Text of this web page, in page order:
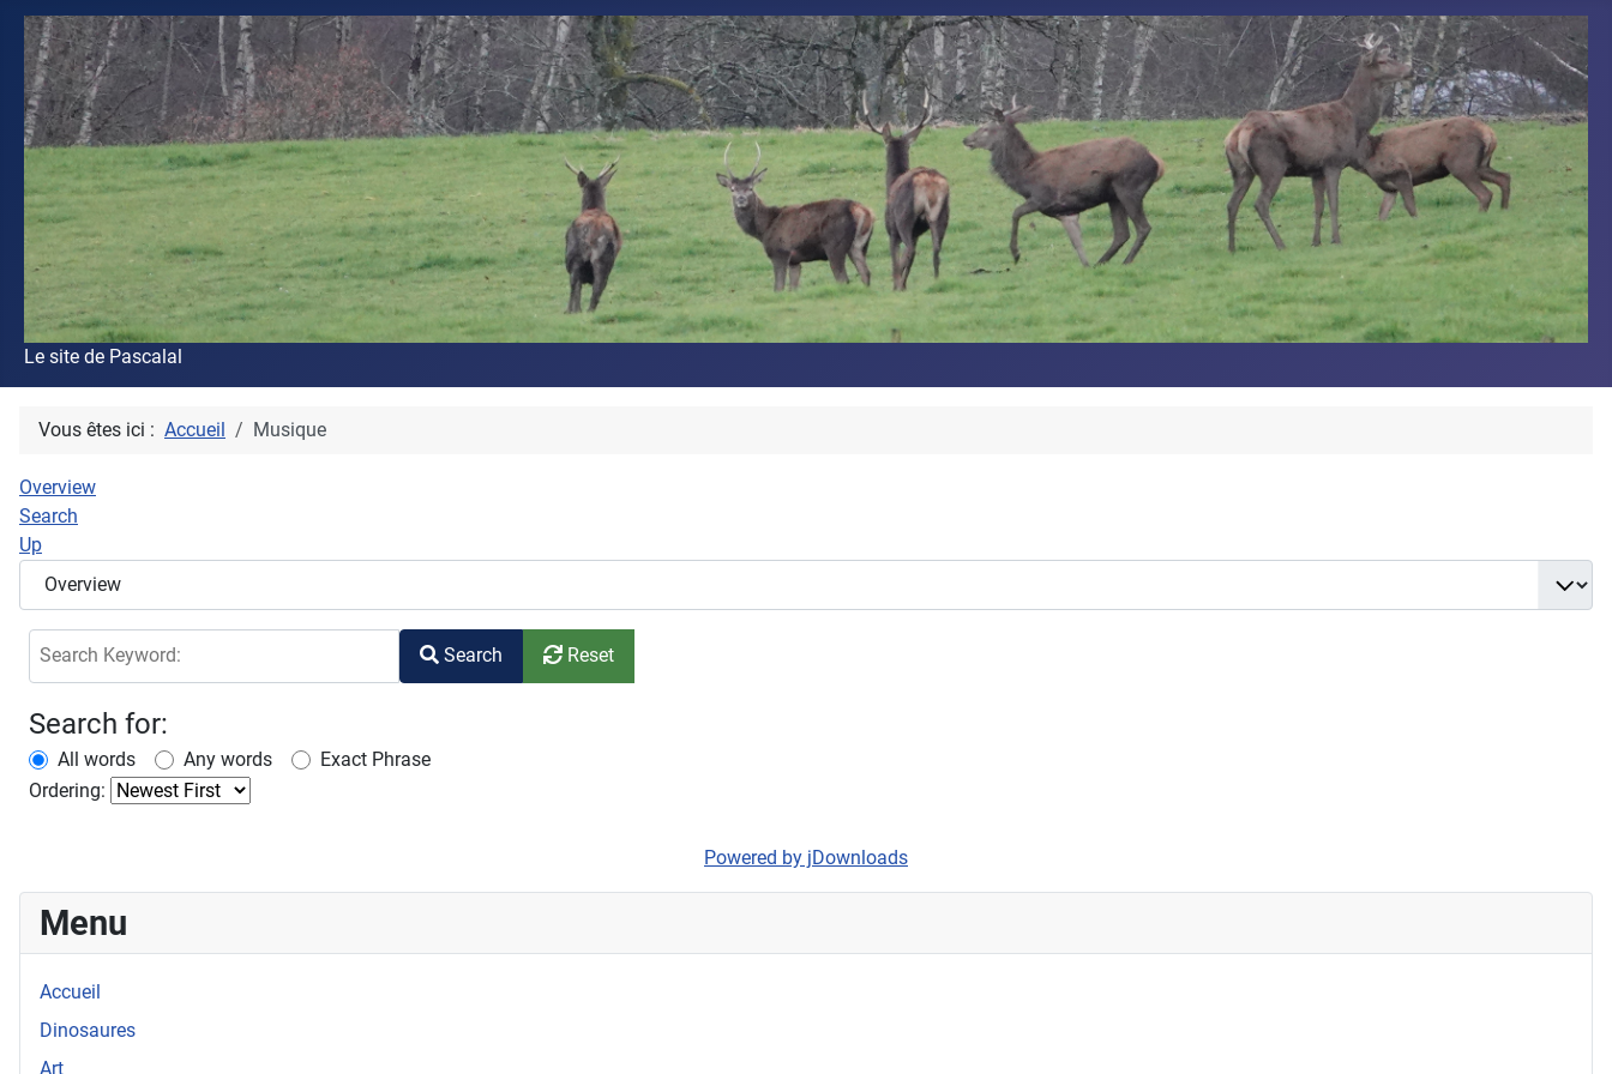
Le site de Pascalal
Vous êtes ici : Accueil Musique
Overview
Search
Up
Search Keyword:
Search Reset
Search for:
All words Any words
Exact Phrase
Ordering:
Powered by jDownloads
Menu
Accueil
Dinosaures
Art